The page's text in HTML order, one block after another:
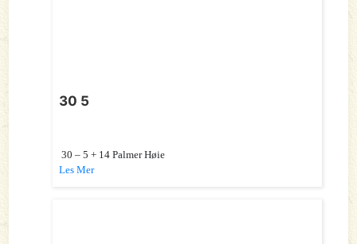
30 5
30 – 5 + 14 Palmer Høie
Les Mer